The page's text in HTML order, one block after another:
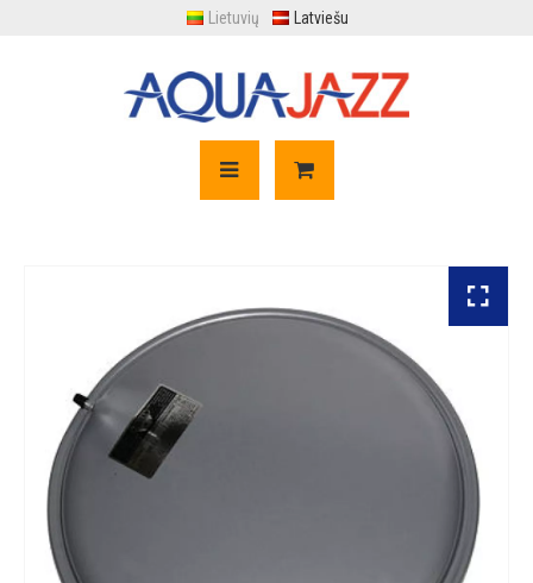
Lietuvių Latviešu